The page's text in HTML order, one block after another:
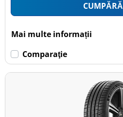
CUMPĂRĂ
Mai multe informații
Comparaţie